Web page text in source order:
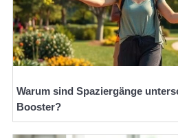
Warum sind Spaziergänge
Booster?